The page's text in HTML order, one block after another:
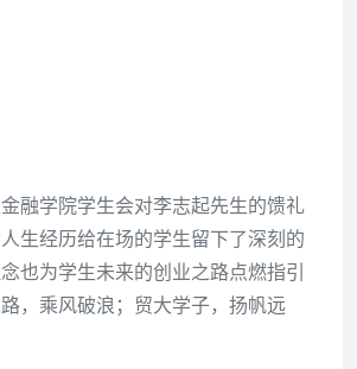
融学院学生会对李志起先生的馈礼
生经历给在场的学生留下了深刻的
也为学生未来的创业之路点燃指引
，乘风破浪；贸大学子，扬帆远